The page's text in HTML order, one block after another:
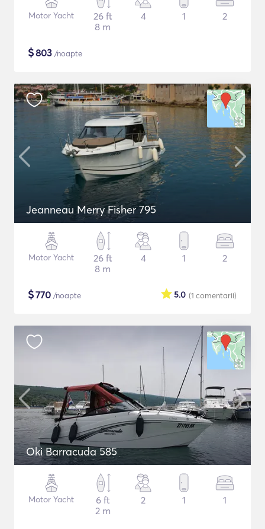
Motor Yacht
26 ft
8 m
4 1 2
$803 /noapte
Jeanneau Merry Fisher 795
Motor Yacht
26 ft
8 m
4 1 2
$770 /noapte (1 comentarii)
5.0
Oki Barracuda 585
Motor Yacht
6 ft
2 m
2 1 1